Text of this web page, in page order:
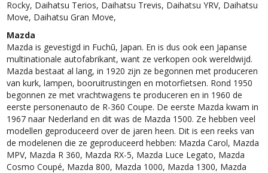
Rocky, Daihatsu Terios, Daihatsu Trevis, Daihatsu YRV, Daihatsu
Move, Daihatsu Gran Move,
Mazda
Mazda is gevestigd in Fuchū, Japan. En is dus ook een Japanse
multinationale autofabrikant, want ze verkopen ook wereldwijd.
Mazda bestaat al lang, in 1920 zijn ze begonnen met produceren
van kurk, lampen, booruitrustingen en motorfietsen. Rond 1950
begonnen ze met vrachtwagens te produceren en in 1960 de
eerste personenauto de R-360 Coupe. De eerste Mazda kwam in
1967 naar Nederland en dit was de Mazda 1500. Ze hebben veel
modellen geproduceerd over de jaren heen. Dit is een reeks van
de modelenen die ze geproduceerd hebben: Mazda Carol, Mazda
MPV, Mazda R 360, Mazda RX-5, Mazda Luce Legato, Mazda
Cosmo Coupé, Mazda 800, Mazda 1000, Mazda 1300, Mazda